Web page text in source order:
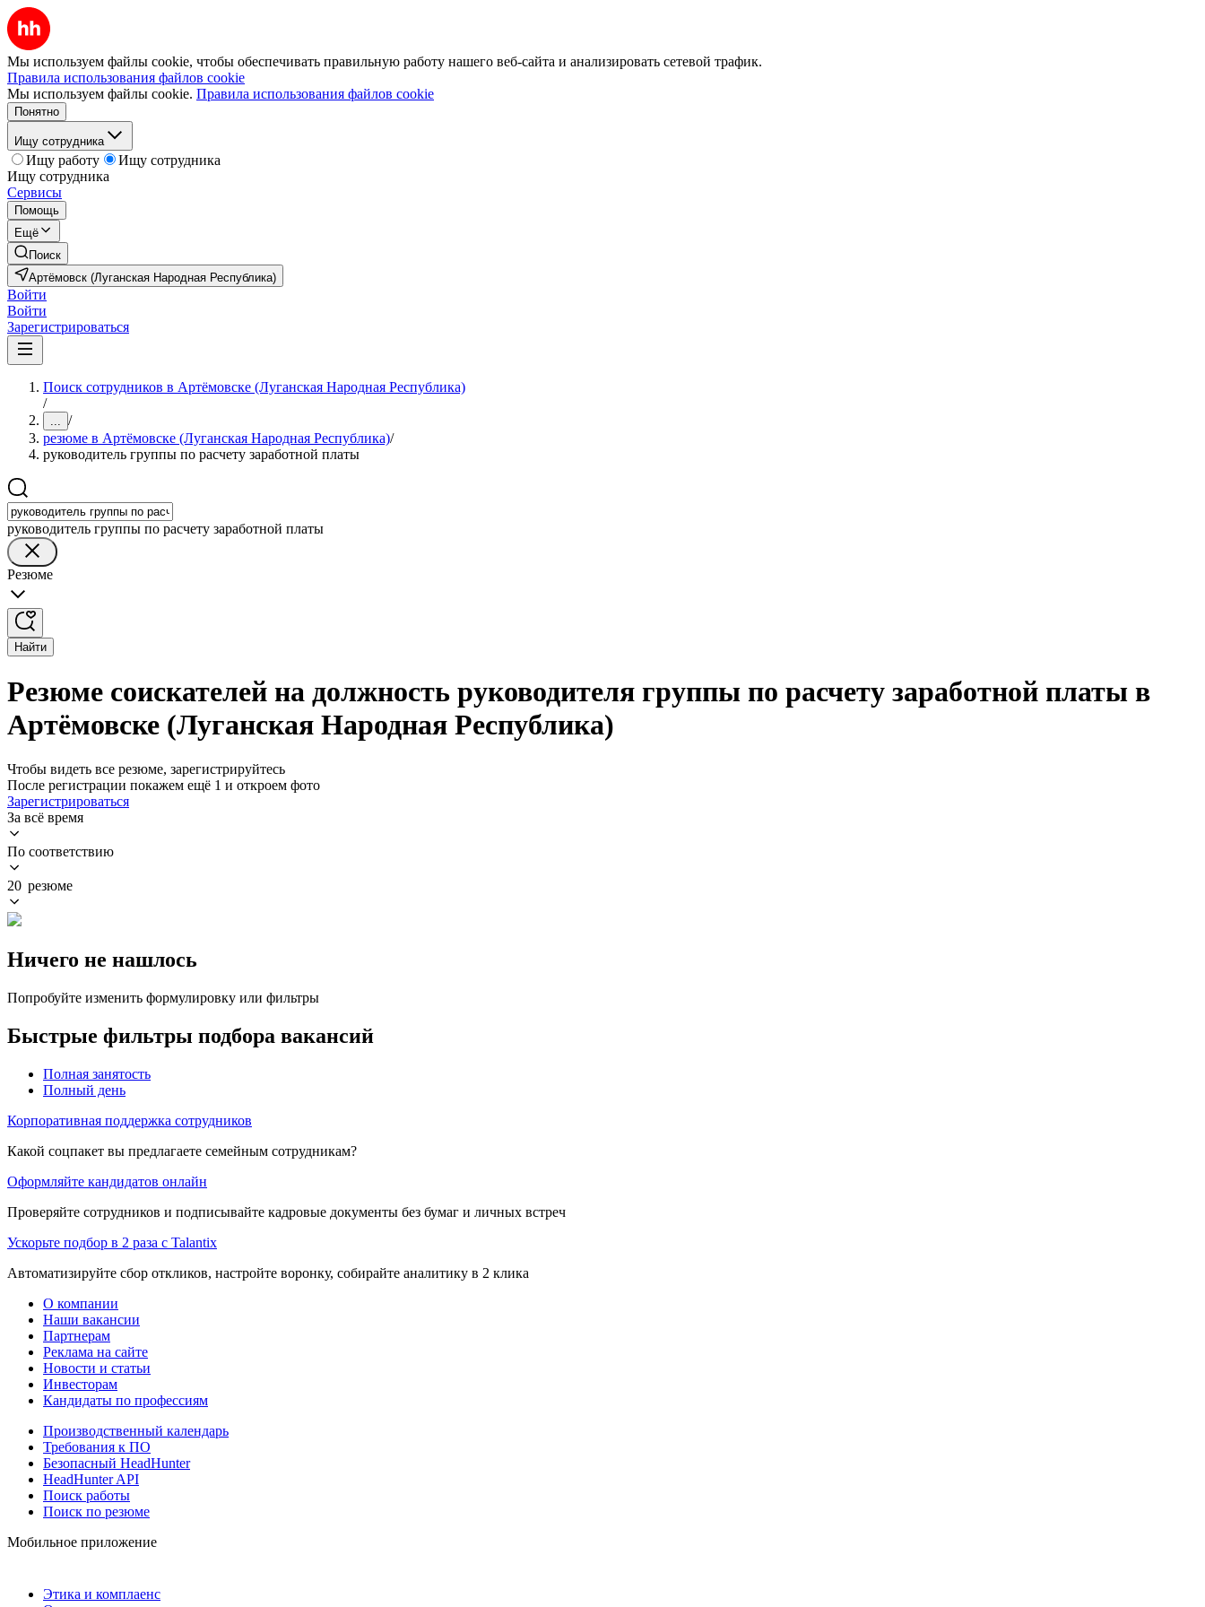
Мы используем файлы cookie, чтобы обеспечивать правильную работу нашего веб-сайта и анализировать сетевой трафик.
Правила использования файлов cookie
Мы используем файлы cookie. Правила использования файлов cookie
Понятно
Ищу сотрудника
Ищу работу
Ищу сотрудника
Ищу сотрудника
Сервисы
Помощь
Ещё
Поиск
Артёмовск (Луганская Народная Республика)
Войти
Войти
Зарегистрироваться
Поиск сотрудников в Артёмовске (Луганская Народная Республика)
/
... /
резюме в Артёмовске (Луганская Народная Республика)/
руководитель группы по расчету заработной платы
руководитель группы по расчету заработной платы
Резюме
Найти
Резюме соискателей на должность руководителя группы по расчету заработной платы в
Артёмовске (Луганская Народная Республика)
Чтобы видеть все резюме, зарегистрируйтесь
После регистрации покажем ещё 1 и откроем фото
Зарегистрироваться
За всё время
По соответствию
20 резюме
Ничего не нашлось
Попробуйте изменить формулировку или фильтры
Быстрые фильтры подбора вакансий
Полная занятость
Полный день
Корпоративная поддержка сотрудников
Какой соцпакет вы предлагаете семейным сотрудникам?
Оформляйте кандидатов онлайн
Проверяйте сотрудников и подписывайте кадровые документы без бумаг и личных встреч
Ускорьте подбор в 2 раза с Talantix
Автоматизируйте сбор откликов, настройте воронку, собирайте аналитику в 2 клика
О компании
Наши вакансии
Партнерам
Реклама на сайте
Новости и статьи
Инвесторам
Кандидаты по профессиям
Производственный календарь
Требования к ПО
Безопасный HeadHunter
HeadHunter API
Поиск работы
Поиск по резюме
Мобильное приложение
Этика и комплаенс